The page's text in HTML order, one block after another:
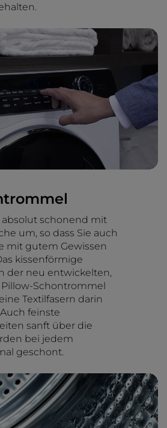
schonend mit
um, so dass Sie auch
mit gutem Gewissen
kissenförmige
der neu entwickelten,
Schontrommel
Textilfasern darin
feinste
sanft über die
bei jedem
geschont.